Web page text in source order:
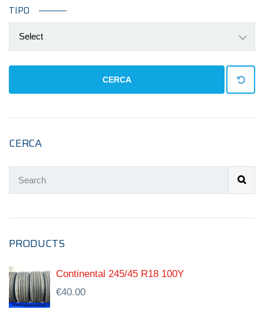
TIPO
Select
CERCA
CERCA
PRODUCTS
Continental 245/45 R18 100Y
€40.00